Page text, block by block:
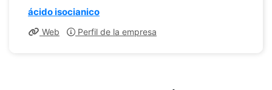
ácido isocianico
Web Perfil de la empresa